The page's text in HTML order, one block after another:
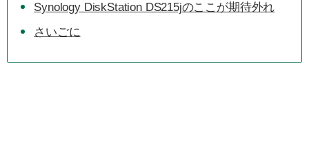
Synology DiskStation DS215jのここが期待外れ
さいごに